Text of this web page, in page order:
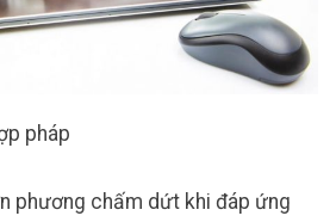
pháp
phương chấm dứt khi đáp ứng